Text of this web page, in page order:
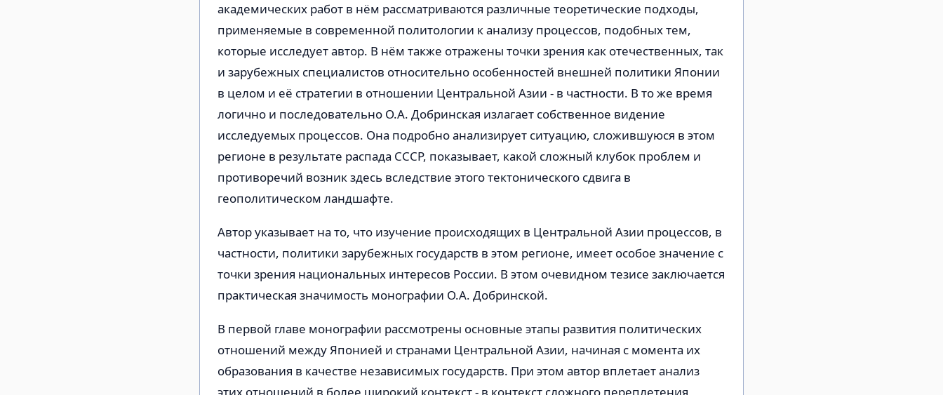
академических работ в нём рассматриваются различные теоретические подходы,
применяемые в современной политологии к анализу процессов, подобных тем,
которые исследует автор. В нём также отражены точки зрения как отечественных, так
и зарубежных специалистов относительно особенностей внешней политики Японии
в целом и её стратегии в отношении Центральной Азии - в частности. В то же время
логично и последовательно О.А. Добринская излагает собственное видение
исследуемых процессов. Она подробно анализирует ситуацию, сложившуюся в этом
регионе в результате распада СССР, показывает, какой сложный клубок проблем и
противоречий возник здесь вследствие этого тектонического сдвига в
геополитическом ландшафте.
Автор указывает на то, что изучение происходящих в Центральной Азии процессов, в
частности, политики зарубежных государств в этом регионе, имеет особое значение с
точки зрения национальных интересов России. В этом очевидном тезисе заключается
практическая значимость монографии О.А. Добринской.
В первой главе монографии рассмотрены основные этапы развития политических
отношений между Японией и странами Центральной Азии, начиная с момента их
образования в качестве независимых государств. При этом автор вплетает анализ